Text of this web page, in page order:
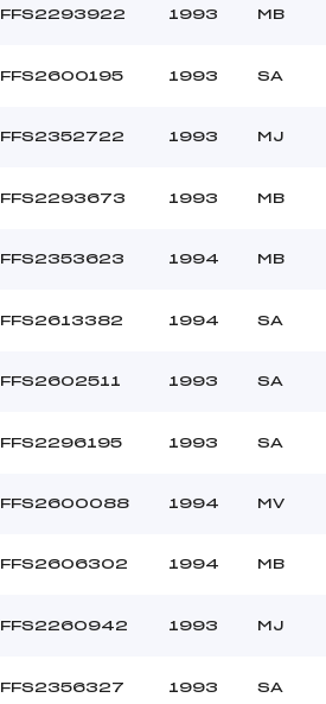
FFS2293922 1993 MB
FFS2600195 1993 SA
FFS2352722 1993 MJ
FFS2293673 1993 MB
FFS2353623 1994 MB
FFS2613382 1994 SA
FFS2602511 1993 SA
FFS2296195 1993 SA
FFS2600088 1994 MV
FFS2606302 1994 MB
FFS2260942 1993 MJ
FFS2356327 1993 SA